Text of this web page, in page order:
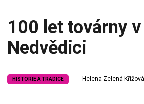
100 let továrny v
Nedvědici
HISTORIE A TRADICE Helena Zelená Křížová